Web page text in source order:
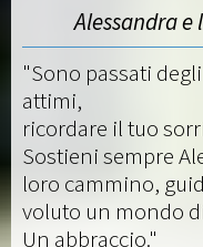
Alessandra
"Sono passati
attimi,
ricordare il tuo
Sostieni sempre
loro cammino,
voluto un mondo
Un abbraccio."